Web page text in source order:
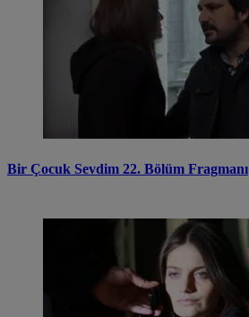
Bir Çocuk Sevdim 22. Bölüm Fragmanı